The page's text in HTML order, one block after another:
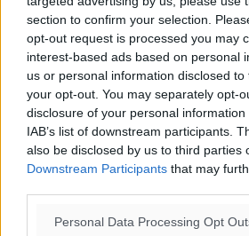
section to confirm your selection.
opt-out request is processed you may
interest-based ads based on personal
us or personal information disclosed
your opt-out. You may separately opt-
disclosure of your personal
IAB’s list of downstream participants.
also be disclosed by us to third parties
Downstream Participants that may
Personal Data Processing Opt
Για την μερική αναπαραγωγή της
ιστοσελίδες είναι απαραίτητη η
παρεχόμενου συνδέσμου
της Δημοκρατικής.
o καιρός τώρα: